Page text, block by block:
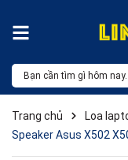
Trang chủ Loa
Speaker Asus X502